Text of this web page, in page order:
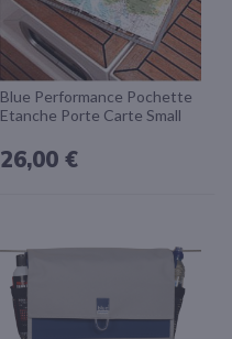
Blue Performance Pochette
Etanche Porte Carte Small
26,00 €